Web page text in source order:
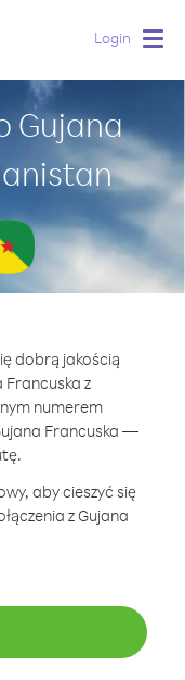
Login
Gujana
dobrą jakością
Francuska z
numerem
Francuska —
aby cieszyć się
z Gujana